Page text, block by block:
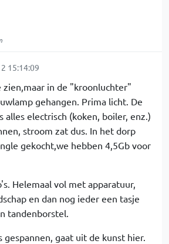
15:14:09
in de "kroonluchter"
gehangen. Prima licht. De
electrisch (koken, boiler, enz.)
stroom zat dus. In het dorp
gekocht,we hebben 4,5Gb voor
Helemaal vol met apparatuur,
en dan nog ieder een tasje
tandenborstel.
gespannen, gaat uit de kunst hier.